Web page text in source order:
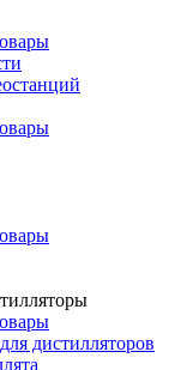
дистилляторов